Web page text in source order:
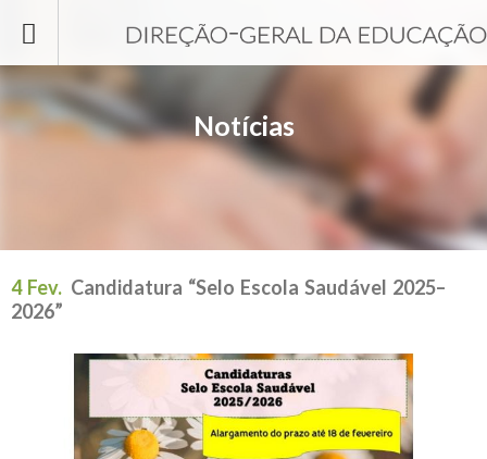
Notícias
4 Fev. Candidatura “Selo Escola Saudável 2025–
2026”